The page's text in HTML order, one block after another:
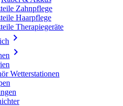
Zahnpflege
Haarpflege
Therapiegeräte


Wetterstationen